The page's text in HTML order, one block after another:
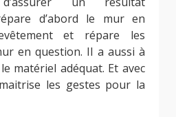
d’abord le mur en
et répare les
en question. Il a aussi à
matériel adéquat. Et avec
les gestes pour la